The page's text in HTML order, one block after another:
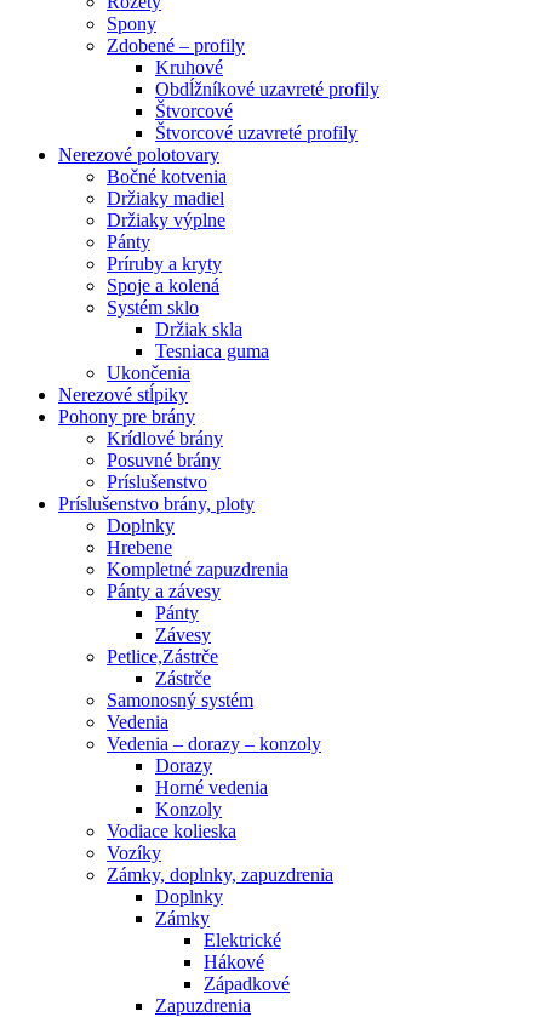
Spony
Zdobené – profily
Kruhové
Obdĺžníkové uzavreté profily
Štvorcové
Štvorcové uzavreté profily
Nerezové polotovary
Bočné kotvenia
Držiaky madiel
Držiaky výplne
Pánty
Príruby a kryty
Spoje a kolená
Systém sklo
Držiak skla
Tesniaca guma
Ukončenia
Nerezové stĺpiky
Pohony pre brány
Krídlové brány
Posuvné brány
Príslušenstvo
Príslušenstvo brány, ploty
Doplnky
Hrebene
Kompletné zapuzdrenia
Pánty a závesy
Pánty
Závesy
Petlice,Zástrče
Zástrče
Samonosný systém
Vedenia
Vedenia – dorazy – konzoly
Dorazy
Horné vedenia
Konzoly
Vodiace kolieska
Vozíky
Zámky, doplnky, zapuzdrenia
Doplnky
Zámky
Elektrické
Hákové
Západkové
Zapuzdrenia